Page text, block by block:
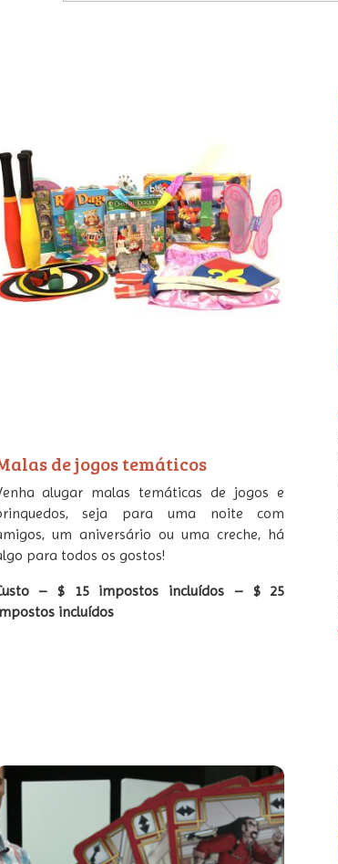
de jogos temáticos
alugar malas temáticas de jogos e
seja para uma noite com
um aniversário ou uma creche, há
para todos os gostos!
– $ 15 impostos incluídos – $ 25
incluídos